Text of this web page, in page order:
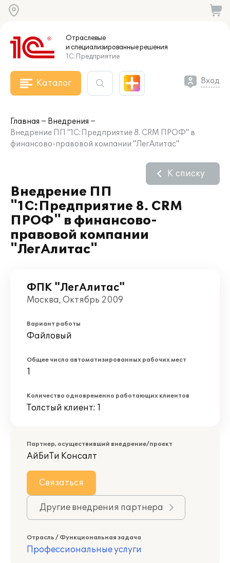
Отраслевые
и специализированныерешения
1С:Предприятие
Каталог Вход
Главная
Внедрения
Внедрение ПП "1С:Предприятие 8. CRM ПРОФ" в
финансово-правовой компании "ЛегАлитас"
Внедрение ПП
"1С:Предприятие 8. CRM
ПРОФ" в финансово-
правовой компании
"ЛегАлитас"
К списку
ФПК "ЛегАлитас"
Москва, Октябрь 2009
Вариант работы
Файловый
Общее число автоматизированных рабочих мест
1
Количество одновременно работающих клиентов
Толстый клиент: 1
Партнер, осуществивший внедрение/проект
АйБиТи Консалт
Связаться
Другие внедрения партнера
Отрасль / Функциональная задача
Профессиональные услуги